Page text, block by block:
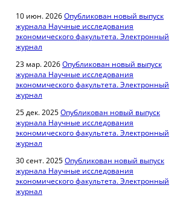
10 июн. 2026Опубликован новый выпуск
журнала Научные исследования
экономического факультета. Электронный
журнал
23 мар. 2026Опубликован новый выпуск
журнала Научные исследования
экономического факультета. Электронный
журнал
25 дек. 2025Опубликован новый выпуск
журнала Научные исследования
экономического факультета. Электронный
журнал
30 сент. 2025Опубликован новый выпуск
журнала Научные исследования
экономического факультета. Электронный
журнал